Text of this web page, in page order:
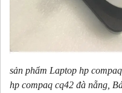
sản phẩm Laptop hp
hp compaq cq42 đà nẵng,